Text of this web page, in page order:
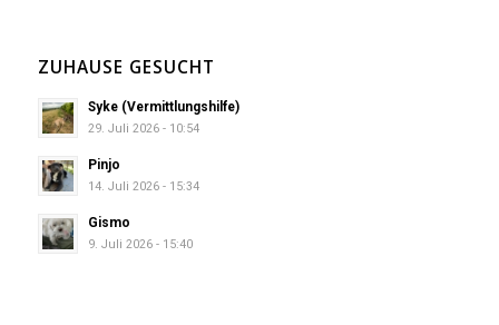
ZUHAUSE GESUCHT
Syke (Vermittlungshilfe)
29. Juli 2026 - 10:54
Pinjo
14. Juli 2026 - 15:34
Gismo
9. Juli 2026 - 15:40